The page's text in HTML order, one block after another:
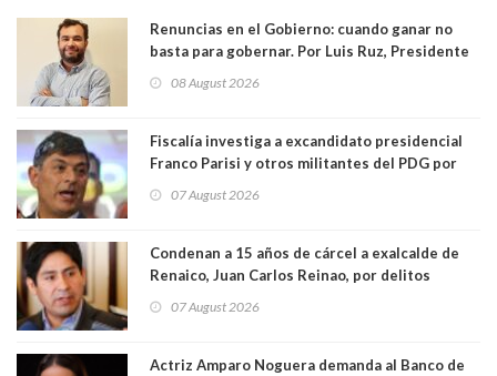
Renuncias en el Gobierno: cuando ganar no
basta para gobernar. Por Luis Ruz, Presidente
08 August 2026
Fiscalía investiga a excandidato presidencial
Franco Parisi y otros militantes del PDG por
07 August 2026
Condenan a 15 años de cárcel a exalcalde de
Renaico, Juan Carlos Reinao, por delitos
07 August 2026
Actriz Amparo Noguera demanda al Banco de